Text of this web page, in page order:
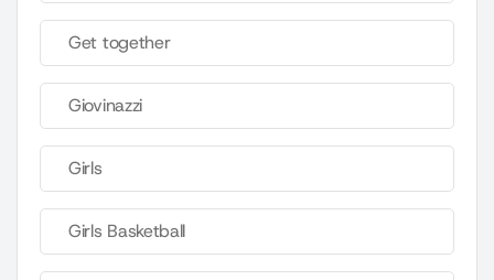
Get together
Giovinazzi
Girls
Girls Basketball